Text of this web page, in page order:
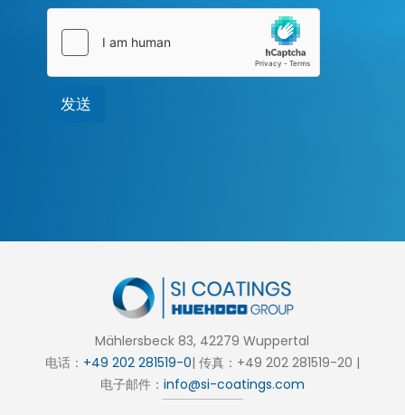
护
发送
Mählersbeck 83, 42279 Wuppertal
电话： +49 202 281519-0| 传真：+49 202 281519-20 |
电子邮件： info@si-coatings.com